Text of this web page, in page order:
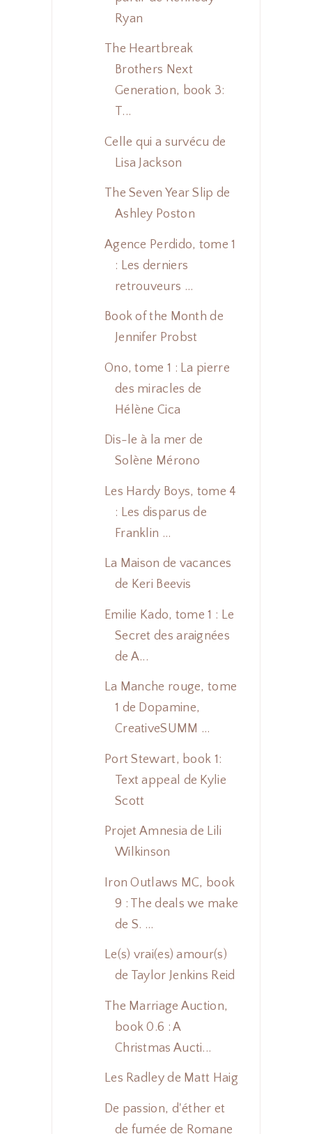
Ryan
The Heartbreak
Brothers Next
Generation, book 3:
T...
Celle qui a survécu de
Lisa Jackson
The Seven Year Slip de
Ashley Poston
Agence Perdido, tome 1
: Les derniers
retrouveurs ...
Book of the Month de
Jennifer Probst
Ono, tome 1 : La pierre
des miracles de
Hélène Cica
Dis-le à la mer de
Solène Mérono
Les Hardy Boys, tome 4
: Les disparus de
Franklin ...
La Maison de vacances
de Keri Beevis
Emilie Kado, tome 1 : Le
Secret des araignées
de A...
La Manche rouge, tome
1 de Dopamine,
CreativeSUMM ...
Port Stewart, book 1:
Text appeal de Kylie
Scott
Projet Amnesia de Lili
Wilkinson
Iron Outlaws MC, book
9 : The deals we make
de S. ...
Le(s) vrai(es) amour(s)
de Taylor Jenkins Reid
The Marriage Auction,
book 0.6 : A
Christmas Aucti...
Les Radley de Matt Haig
De passion, d'éther et
de fumée de Romane